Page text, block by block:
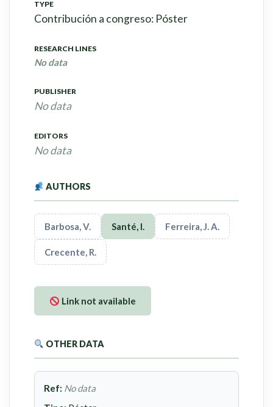
TYPE
Contribución a congreso: Póster
RESEARCH LINES
No data
PUBLISHER
No data
EDITORS
No data
AUTHORS
Barbosa, V. Santé, I. Ferreira, J. A.
Crecente, R.
Link not available
OTHER DATA
Ref: No data